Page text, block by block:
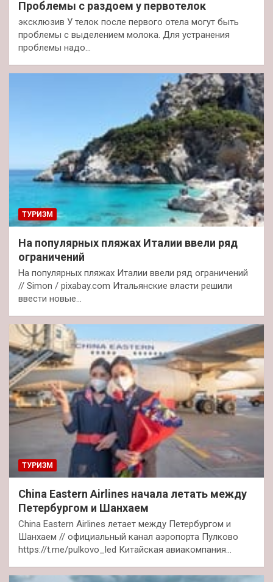
Проблемы с раздоем у первотелок
эксклюзив У телок после первого отела могут быть
проблемы с выделением молока. Для устранения
проблемы надо…
ТУРИЗМ
На популярных пляжах Италии ввели ряд
ограничений
На популярных пляжах Италии ввели ряд ограничений
// Simon / pixabay.com Итальянские власти решили
ввести новые…
ТУРИЗМ
China Eastern Airlines начала летать между
Петербургом и Шанхаем
China Eastern Airlines летает между Петербургом и
Шанхаем // официальный канал аэропорта Пулково
https://t.me/pulkovo_led Китайская авиакомпания…